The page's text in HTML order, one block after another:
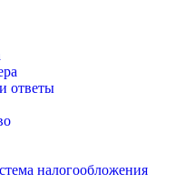
ответы
налогообложения